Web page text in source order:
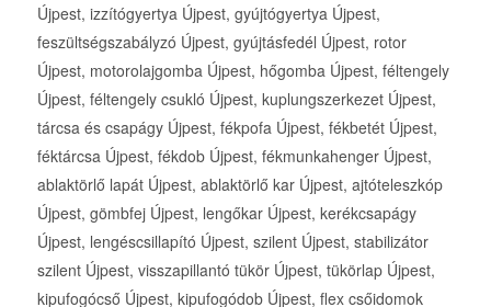
Újpest, izzítógyertya Újpest, gyújtógyertya Újpest,
feszültségszabályzó Újpest, gyújtásfedél Újpest, rotor
Újpest, motorolajgomba Újpest, hőgomba Újpest, féltengely
Újpest, féltengely csukló Újpest, kuplungszerkezet Újpest,
tárcsa és csapágy Újpest, fékpofa Újpest, fékbetét Újpest,
féktárcsa Újpest, fékdob Újpest, fékmunkahenger Újpest,
ablaktörlő lapát Újpest, ablaktörlő kar Újpest, ajtóteleszkóp
Újpest, gömbfej Újpest, lengőkar Újpest, kerékcsapágy
Újpest, lengéscsillapító Újpest, szilent Újpest, stabilizátor
szilent Újpest, visszapillantó tükör Újpest, tükörlap Újpest,
kipufogócső Újpest, kipufogódob Újpest, flex csőidomok